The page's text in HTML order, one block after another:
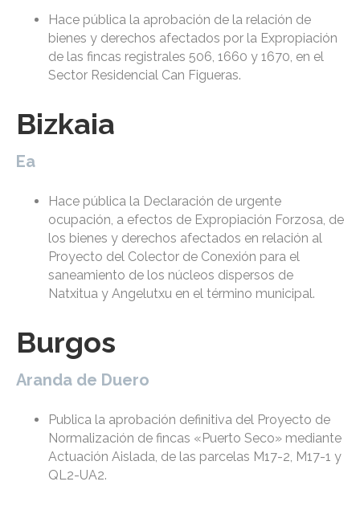
Hace pública la aprobación de la relación de
bienes y derechos afectados por la Expropiación
de las fincas registrales 506, 1660 y 1670, en el
Sector Residencial Can Figueras.
Bizkaia
Ea
Hace pública la Declaración de urgente
ocupación, a efectos de Expropiación Forzosa, de
los bienes y derechos afectados en relación al
Proyecto del Colector de Conexión para el
saneamiento de los núcleos dispersos de
Natxitua y Angelutxu en el término municipal.
Burgos
Aranda de Duero
Publica la aprobación definitiva del Proyecto de
Normalización de fincas «Puerto Seco» mediante
Actuación Aislada, de las parcelas M17-2, M17-1 y
QL2-UA2.